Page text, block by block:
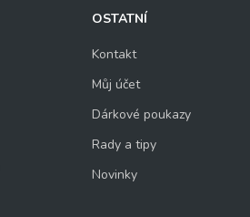
OSTATNÍ
Kontakt
Můj účet
Dárkové poukazy
Rady a tipy
Novinky